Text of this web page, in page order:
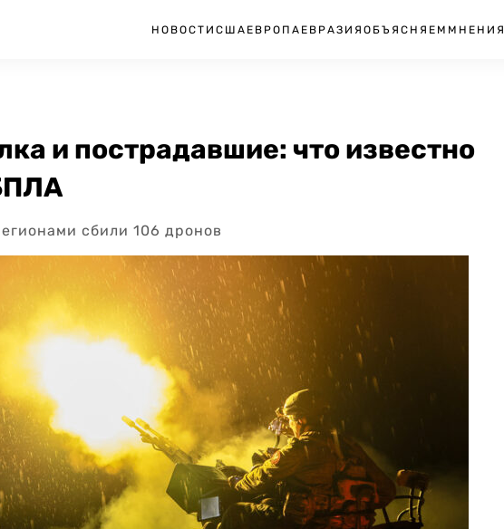
НОВОСТИ США ЕВРОПА ЕВРАЗИЯ ОБЪЯСНЯЕМ МНЕНИЯ
и пострадавшие: что известно
сбили 106 дронов